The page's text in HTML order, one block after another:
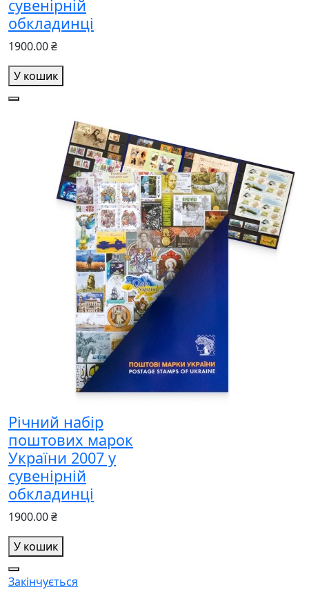
сувенірній
обкладинці
1900.00 ₴
У кошик
Річний набір
поштових марок
України 2007 у
сувенірній
обкладинці
1900.00 ₴
У кошик
Закінчується